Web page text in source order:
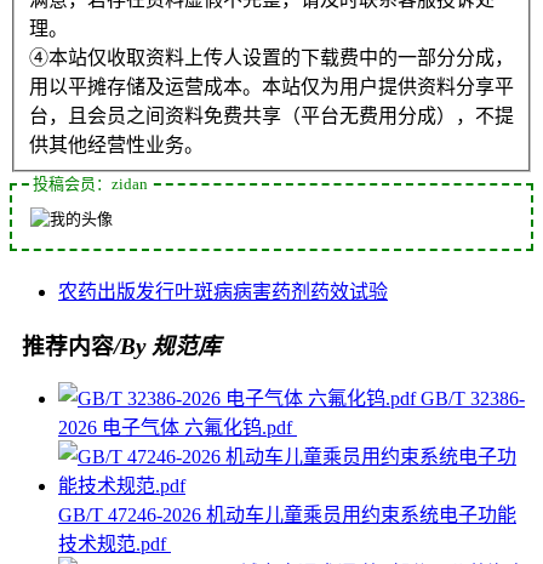
理。
④本站仅收取资料上传人设置的下载费中的一部分分成，
用以平摊存储及运营成本。本站仅为用户提供资料分享平
台，且会员之间资料免费共享（平台无费用分成），不提
供其他经营性业务。
投稿会员：zidan
农药出版发行叶斑病病害药剂 药效试验
推荐内容/By 规范库
GB/T 32386-
2026 电子气体 六氟化钨.pdf
GB/T 47246-2026 机动车儿童乘员用约束系统电子功能
技术规范.pdf